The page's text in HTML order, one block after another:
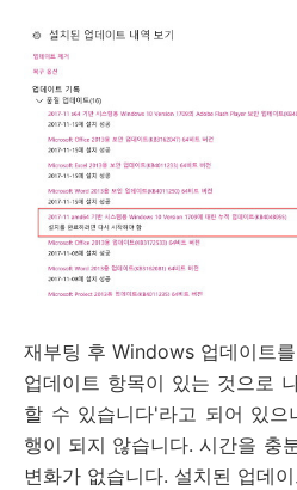
재부팅 후 Windows 업데이트
업데이트 항목이 있는 것으로
할 수 있습니다'라고 되어 있
행이 되지 않습니다. 시간을 충
변화가 없습니다. 설치된 업데